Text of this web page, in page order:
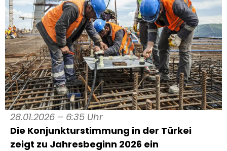
28.01.2026 – 6:35 Uhr
Die Konjunkturstimmung in der Türkei
zeigt zu Jahresbeginn 2026 ein